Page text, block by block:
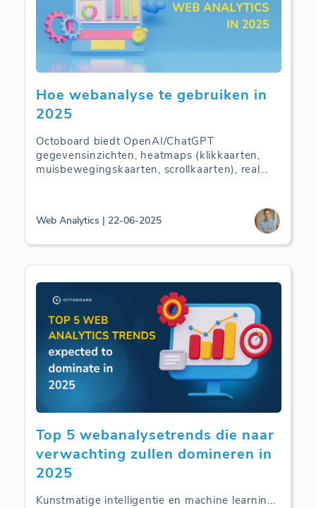
Hoe webanalyse te gebruiken in
2025
Octoboard biedt OpenAI/ChatGPT
gegevensinzichten, heatmaps (klikkaarten,
muisbewegingskaarten, scrollkaarten), real...
Web Analytics | 22-06-2025
Top 5 webanalysetrends die naar
verwachting zullen domineren in
2025
Kunstmatige intelligentie en machine learnin...